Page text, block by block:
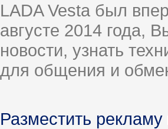
LADA Vesta был
августе 2014 года,
новости, узнать
для общения и
Разместить рекламу